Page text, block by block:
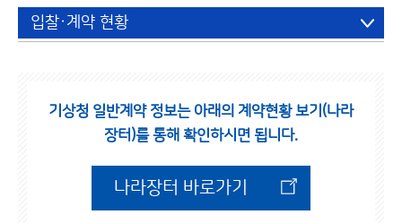
입찰·계약 현황
기상청 일반계약 정보는 아래의 계약현황 보기(나라
장터)를 통해 확인하시면 됩니다.
나라장터 바로가기